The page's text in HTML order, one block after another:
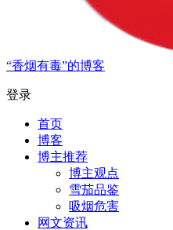
“香烟有毒”的博客
登录
首页
博客
博主推荐
博主观点
雪茄品鉴
吸烟危害
网文资讯